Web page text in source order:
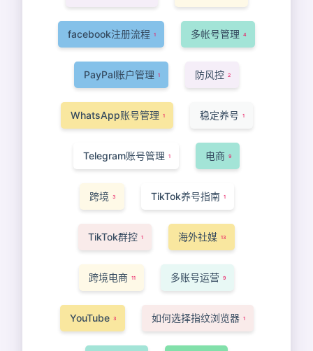
facebook注册流程 1 多帐号管理 4
PayPal账户管理 1 防风控 2
WhatsApp账号管理 1 稳定养号 1
Telegram账号管理 1 电商 9
跨境 3 TikTok养号指南 1
TikTok群控 1 海外社媒 13
跨境电商 11 多账号运营 9
YouTube 3 如何选择指纹浏览器 1